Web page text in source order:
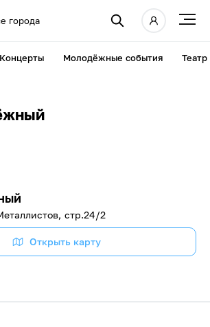
города
Концерты Молодёжные события Театр
стр.24/2
Открыть карту